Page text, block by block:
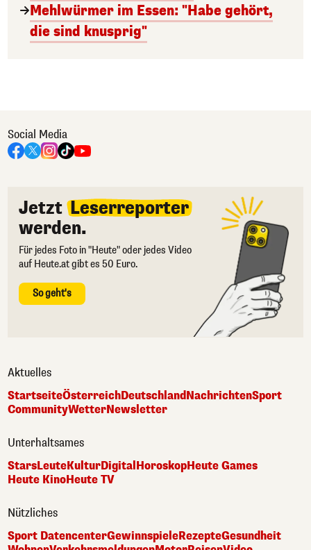
Mehlwürmer im Essen: "Habe gehört,
die sind knusprig"
Social Media
Jetzt Leserreporter
werden.
Für jedes Foto in "Heute" oder jedes Video
auf Heute.at gibt es 50 Euro.
So geht's
Aktuelles
StartseiteÖsterreichDeutschlandNachrichtenSport
CommunityWetterNewsletter
Unterhaltsames
StarsLeuteKulturDigital HoroskopHeute Games
Heute KinoHeute TV
Nützliches
Sport DatencenterGewinnspieleRezepteGesundheit